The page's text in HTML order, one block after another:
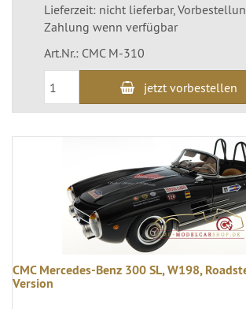
Lieferzeit: nicht lieferbar,
Zahlung wenn verfügbar
Art.Nr.: CMC M-310
jetzt vorbestellen
CMC Mercedes-Benz 300 SL, W198,
Version